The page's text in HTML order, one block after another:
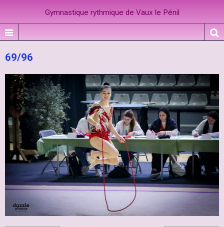
Gymnastique rythmique de Vaux le Pénil
69/96